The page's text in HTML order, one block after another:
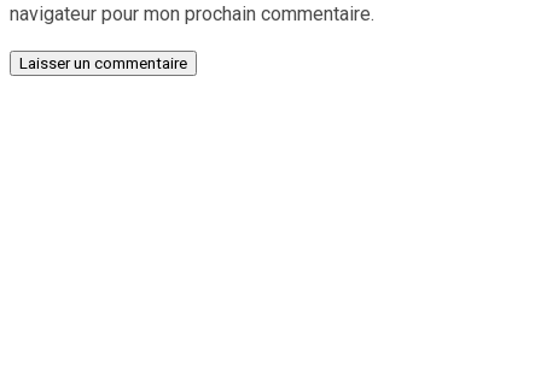
navigateur pour mon prochain commentaire.